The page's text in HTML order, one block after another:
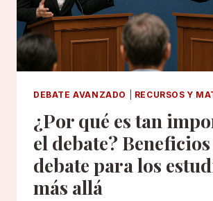
DEBATE AVANZADO RECURSOS Y
¿Por qué es tan
el debate?
debate para los
más allá